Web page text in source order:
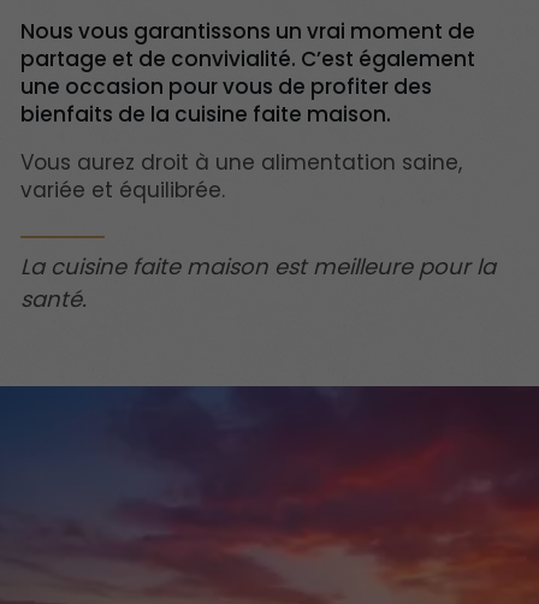
Nous vous garantissons un vrai moment de
partage et de convivialité. C’est également
une occasion pour vous de profiter des
bienfaits de la cuisine faite maison.
Vous aurez droit à une alimentation saine,
variée et équilibrée.
La cuisine faite maison est meilleure pour la
santé.